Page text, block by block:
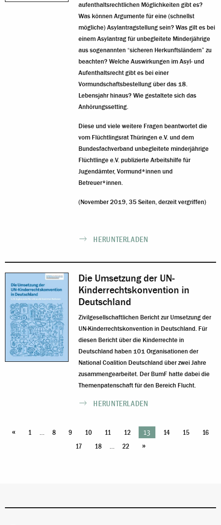
aufenthaltsrechtlichen Möglichkeiten gibt es?
Was können Argumente für eine (schnellst
mögliche) Asylantragstellung sein? Was gilt es bei
einem Asylantrag für unbegleitete Minderjährige
aus sogenannten “sicheren Herkunftsländern” zu
beachten? Welche Auswirkungen im Asyl- und
Aufenthaltsrecht gibt es bei einer
Vormundschaftsbestellung über das 18.
Lebensjahr hinaus? Wie gestaltete sich das
Anhörungssetting.
Diese und viele weitere Fragen beantwortet die
vom Flüchtlingsrat Thüringen e.V. und dem
Bundesfachverband unbegleitete minderjährige
Flüchtlinge e.V. publizierte Arbeitshilfe für
Jugendämter, Vormund*innen und
Betreuer*innen.
(November 2019, 35 Seiten, derzeit vergriffen)
HERUNTERLADEN
Die Umsetzung der UN-
Kinderrechtskonvention in
Deutschland
Zivilgesellschaftlichen Bericht zur Umsetzung der
UN-Kinderrechtskonvention in Deutschland. Für
diesen Bericht über die Kinderrechte in
Deutschland haben 101 Organisationen der
National Coalition Deutschlandüber zwei Jahre
zusammengearbeitet. Der BumF hatte dabei die
Themenpatenschaft für den Bereich Flucht.
HERUNTERLADEN
« 1 8 9 10 11 12 13 14 15
16
17
18 22 »